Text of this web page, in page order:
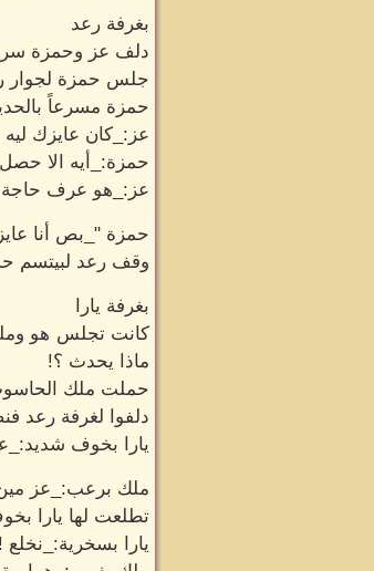
بغرفة رعد
دلف عز وحمزة
جلس حمزة لجوار
حمزة مسرعاً
عز:_كان عايزك ليه
حمزة:_أيه الا
عز:_هو عرف
حمزة "_بص أنا
وقف رعد لبيتسم
بغرفة يارا
كانت تجلس هو
ماذا يحدث ؟!
حملت ملك الحاسوب
دلفوا لغرفة رعد
يارا بخوف
ملك برعب:_عز مين
تطلعت لها يارا
يارا بسخرية:_نخلع